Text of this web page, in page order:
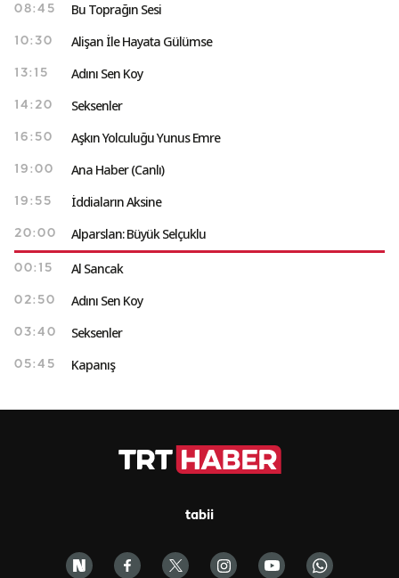
08:45 Bu Toprağın Sesi
10:30 Alişan İle Hayata Gülümse
13:15 Adını Sen Koy
14:20 Seksenler
16:50 Aşkın Yolculuğu Yunus Emre
19:00 Ana Haber (Canlı)
19:55 İddiaların Aksine
20:00 Alparslan: Büyük Selçuklu
00:15 Al Sancak
02:50 Adını Sen Koy
03:40 Seksenler
05:45 Kapanış
tabii